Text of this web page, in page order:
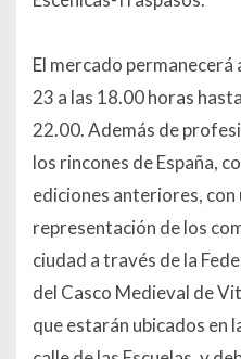
El mercado
23 a las 18.00 horas
22.00. Además de
los rincones de España,
ediciones anteriores, con
representación de los
ciudad a través de la
del Casco Medieval de
que estarán ubicados en